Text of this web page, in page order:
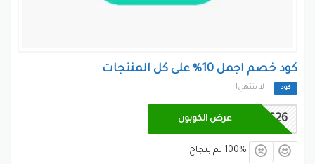
كود خصم اجمل 10% على كل المنتجات
كود لا ينتهي!
AC26 عرض الكوبون
100% تم بنجاح